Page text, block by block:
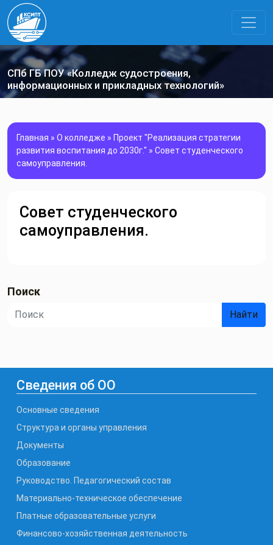
СПб ГБ ПОУ «Колледж судостроения,
информационных и прикладных технологий»
Главная » О колледже » Проект "Реализация стратегии
развития воспитания до 2030г." » Совет студенческого
самоуправления.
Совет студенческого
самоуправления.
Поиск
Найти
Сведения об ОО
Основные сведения
Структура и органы управления
Документы
Образование
Руководство. Педагогический состав
Материально-техническое обеспечение
Платные образовательные услуги
Финансово-хозяйственная деятельность